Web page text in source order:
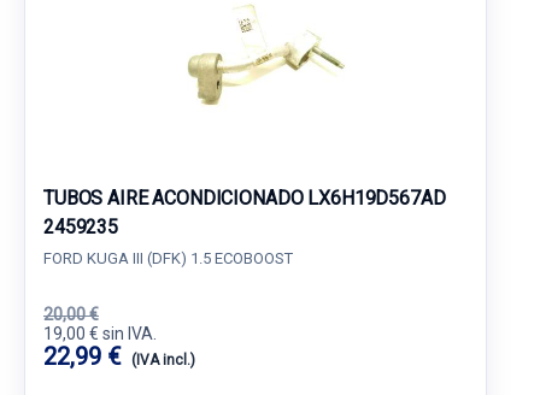
TUBOS AIRE ACONDICIONADO LX6H19D567AD
2459235
FORD KUGA III (DFK) 1.5 ECOBOOST
20,00 €
19,00 € sin IVA.
22,99 € (IVA incl.)